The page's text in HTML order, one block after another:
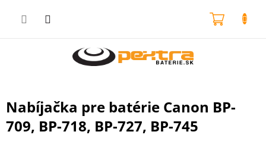
Nabíjačka pre batérie Canon BP-
709, BP-718, BP-727, BP-745